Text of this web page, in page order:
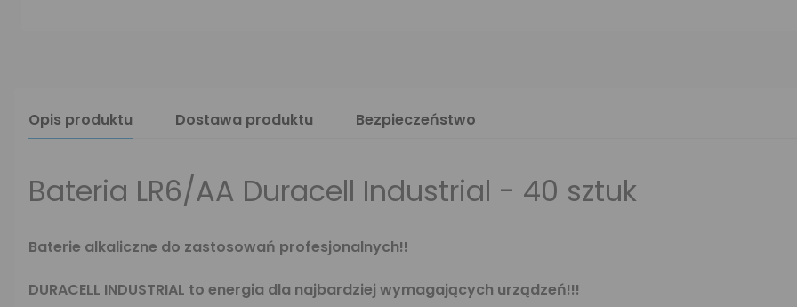
Opis produktu Dostawa produktu Bezpieczeństwo
Bateria LR6/AA Duracell Industrial - 40 sztuk
Baterie alkaliczne do zastosowań profesjonalnych!!
DURACELL INDUSTRIAL to energia dla najbardziej wymagających urządzeń!!!